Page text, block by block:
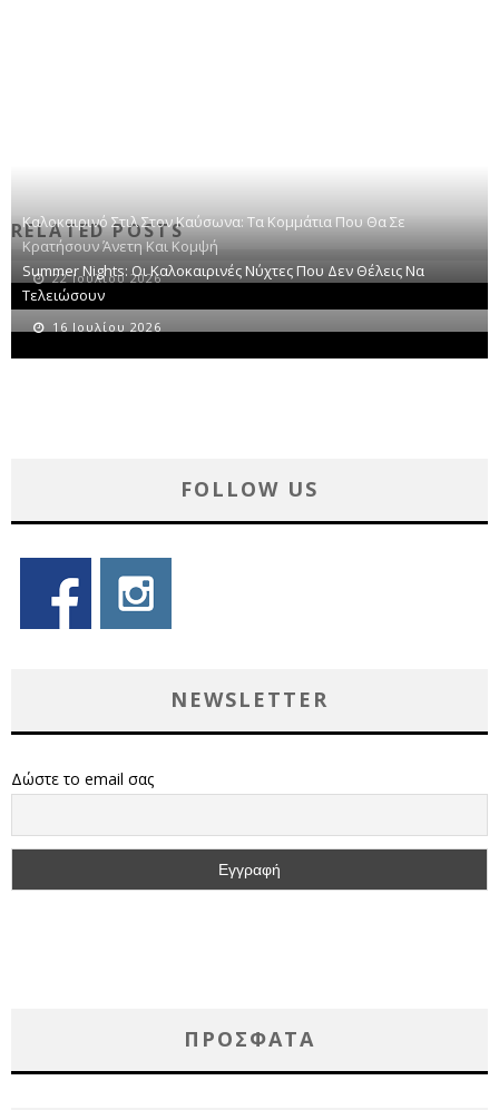
RELATED POSTS
Καλοκαιρινό Στιλ Στον Καύσωνα: Τα Κομμάτια Που Θα Σε
Κρατήσουν Άνετη Και Κομψή
22 Ιουλίου 2026
Summer Nights: Οι Καλοκαιρινές Νύχτες Που Δεν Θέλεις Να
Τελειώσουν
16 Ιουλίου 2026
FOLLOW US
NEWSLETTER
Δώστε το email σας
ΠΡΌΣΦΑΤΑ